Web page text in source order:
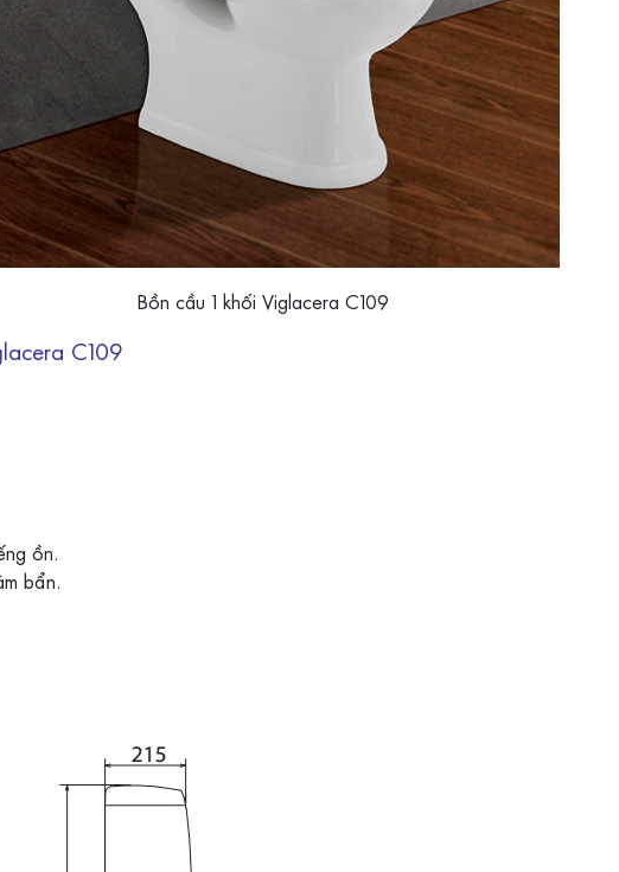
Bồn cầu 1 khối Viglacera C109
C109
ồn.
bẩn.